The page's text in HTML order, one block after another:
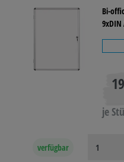
Bi-
9xDIN
je
verfügbar